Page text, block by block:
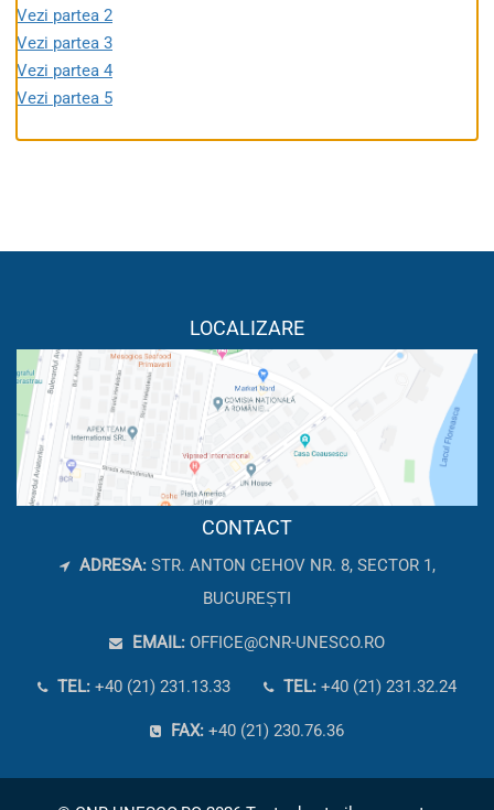
Vezi partea 2
Vezi partea 3
Vezi partea 4
Vezi partea 5
LOCALIZARE
CONTACT
ADRESA: STR. ANTON CEHOV NR. 8, SECTOR 1,
BUCUREȘTI
EMAIL: OFFICE@CNR-UNESCO.RO
TEL: +40 (21) 231.13.33 TEL: +40 (21) 231.32.24
FAX: +40 (21) 230.76.36